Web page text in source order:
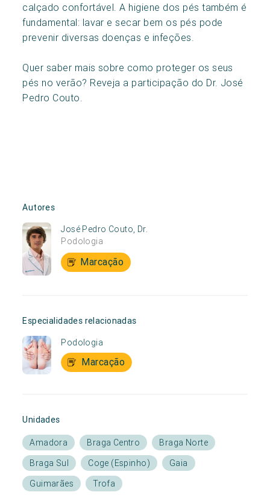
calçado confortável. A higiene dos pés também é
fundamental: lavar e secar bem os pés pode
prevenir diversas doenças e infeções.
Quer saber mais sobre como proteger os seus
pés no verão? Reveja a participação do Dr. José
Pedro Couto.
Autores
José Pedro Couto, Dr.
Podologia
Marcação
Especialidades relacionadas
Podologia
Marcação
Unidades
Amadora Braga Centro
Braga Norte
Braga Sul
Coge (Espinho)
Gaia
Guimarães
Trofa